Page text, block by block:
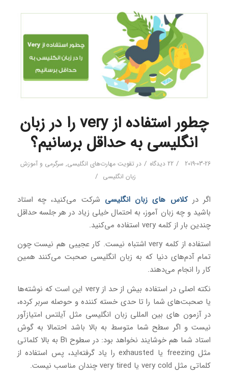
چطور استفاده از very را در زبان
انگلیسی به حداقل برسانیم؟
2019-03-26
/ 22 دیدگاه / در تقویت مهارت‌های انگلیسی, سرگرمی و آموزش
زبان انگلیسی /
اگر درکلاس‌ های زبان انگلیسی شرکت می‌کنید، چه استاد
باشید و چه زبان آموز، به احتمال خیلی زیاد در هر جلسه حداقل
چندین بار از کلمه very استفاده می‌کنید.
استفاده از کلمه very اشتباه نیست. کار عجیبی هم نیست چون
تمام آدم‌های دنیا که به زبان انگلیسی صحبت می‌کنند همین
کار را انجام می‌دهند.
نکته اصلی در استفاده بیش از حد از very این است که نوشته‌ها
یا صحبت‌های شما را تا حدی خسته کننده و حوصله سربر کرده،
در آزمون‌ های بین المللی زبان انگلیسی مثل آیلتس امتیازآور
نیست و اگر سطح شما متوسط به بالا باشد احتمالا به گوش
استاد شما هم خوشایند نخواهد بود: در سطوح B1 به بالا کلماتی
مثل freezing یا exhausted را یاد گرفته‌اید، پس استفاده از
کلماتی مثل very cold یا very tired چندان مناسب نیست.